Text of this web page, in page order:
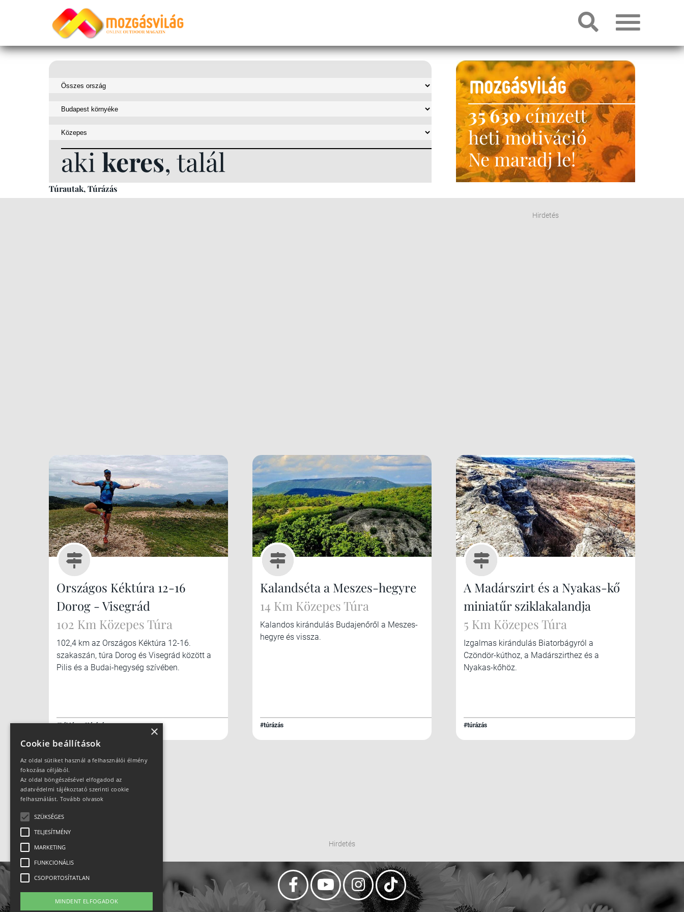
aki keres, talál
35 630címzett
heti motiváció
Ne maradj le!
Túrautak, Túrázás
Hirdetés
Országos Kéktúra 12-16
Dorog - Visegrád
102 Km Közepes Túra
102,4 km az Országos Kéktúra 12-16.
szakaszán, túra Dorog és Visegrád között a
Pilis és a Budai-hegység szívében.
#kéktúra #túrázás
Kalandséta a Meszes-hegyre
14 Km Közepes Túra
Kalandos kirándulás Budajenőről a Meszes-
hegyre és vissza.
#túrázás
A Madárszirt és a Nyakas-kő
miniatűr sziklakalandja
5 Km Közepes Túra
Izgalmas kirándulás Biatorbágyról a
Czöndör-kúthoz, a Madárszirthez és a
Nyakas-kőhöz.
#túrázás
Hirdetés
×
Cookie beállítások
Az oldal sütiket használ a felhasználói élmény
fokozása céljából.
Az oldal böngészésével elfogadod az
adatvédelmi tájékoztató szerinti cookie
felhasználást. Tovább olvasok
SZÜKSÉGES
TELJESÍTMÉNY
MARKETING
FUNKCIONÁLIS
CSOPORTOSÍTATLAN
MINDENT ELFOGADOK